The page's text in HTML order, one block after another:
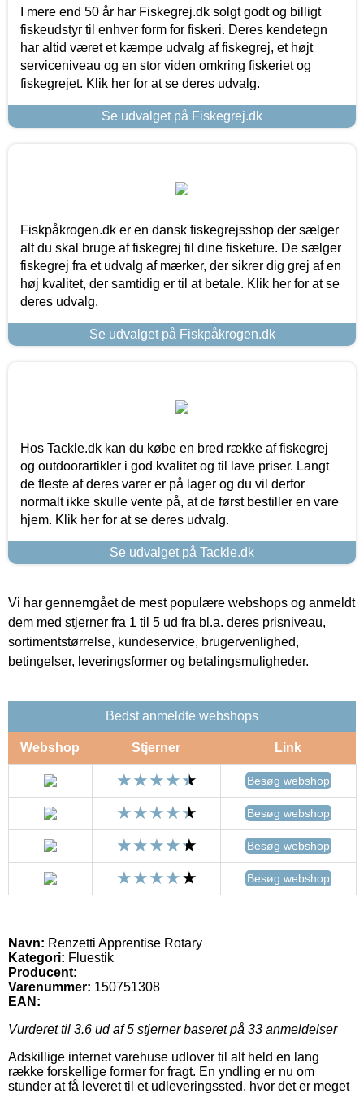
I mere end 50 år har Fiskegrej.dk solgt godt og billigt
fiskeudstyr til enhver form for fiskeri. Deres kendetegn
har altid været et kæmpe udvalg af fiskegrej, et højt
serviceniveau og en stor viden omkring fiskeriet og
fiskegrejet. Klik her for at se deres udvalg.
Se udvalget på Fiskegrej.dk
Fiskpåkrogen.dk er en dansk fiskegrejsshop der sælger
alt du skal bruge af fiskegrej til dine fisketure. De sælger
fiskegrej fra et udvalg af mærker, der sikrer dig grej af en
høj kvalitet, der samtidig er til at betale. Klik her for at se
deres udvalg.
Se udvalget på Fiskpåkrogen.dk
Hos Tackle.dk kan du købe en bred række af fiskegrej
og outdoorartikler i god kvalitet og til lave priser. Langt
de fleste af deres varer er på lager og du vil derfor
normalt ikke skulle vente på, at de først bestiller en vare
hjem. Klik her for at se deres udvalg.
Se udvalget på Tackle.dk
Vi har gennemgået de mest populære webshops og anmeldt
dem med stjerner fra 1 til 5 ud fra bl.a. deres prisniveau,
sortimentstørrelse, kundeservice, brugervenlighed,
betingelser, leveringsformer og betalingsmuligheder.
Bedst anmeldte webshops
Webshop Stjerner Link
Besøg webshop
Besøg webshop
Besøg webshop
Besøg webshop
Navn: Renzetti Apprentise Rotary
Kategori: Fluestik
Producent:
Varenummer: 150751308
EAN:
Vurderet til 3.6 ud af 5 stjerner baseret på 33 anmeldelser
Adskillige internet varehuse udlover til alt held en lang
række forskellige former for fragt. En yndling er nu om
stunder at få leveret til et udleveringssted, hvor det er meget